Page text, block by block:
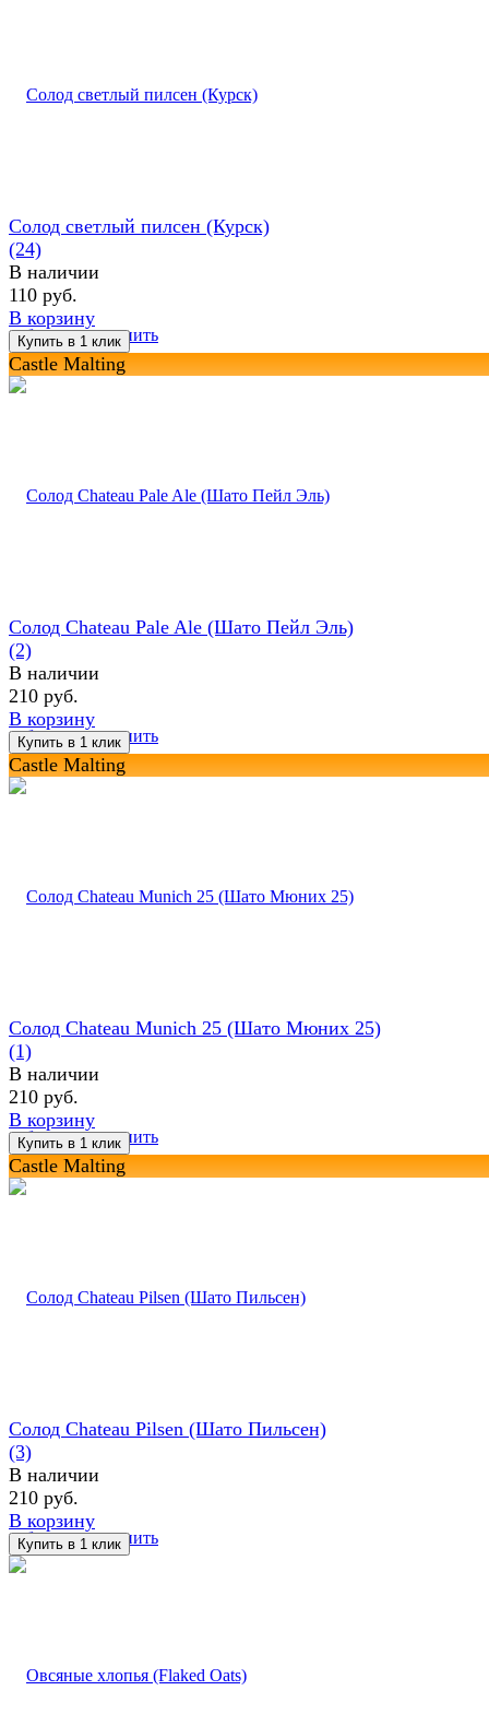
избранное сравнить
Солод светлый пилсен (Курск)
(24)
В наличии
110 руб.
В корзину
Castle Malting
избранное сравнить
Солод Chateau Pale Ale (Шато Пейл Эль)
(2)
В наличии
210 руб.
В корзину
Castle Malting
избранное сравнить
Солод Chateau Munich 25 (Шато Мюних 25)
(1)
В наличии
210 руб.
В корзину
Castle Malting
избранное сравнить
Солод Chateau Pilsen (Шато Пильсен)
(3)
В наличии
210 руб.
В корзину